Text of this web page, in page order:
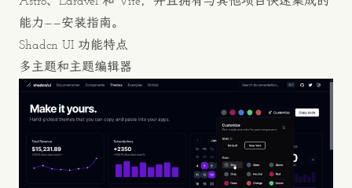
能力——安装指南。
Shadcn UI 功能特点
多主题和主题编辑器